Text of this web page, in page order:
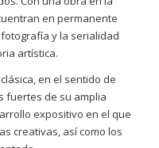
en permanente
y la serialidad
artística.
en el sentido de
fuertes de su amplia
expositivo en el que
creativas, así como los